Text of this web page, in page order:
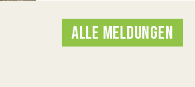
ALLE MELDUNGEN